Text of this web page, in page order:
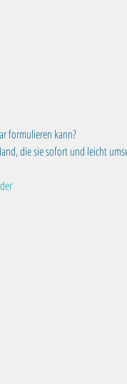
formulieren kann?
die sie sofort und leicht